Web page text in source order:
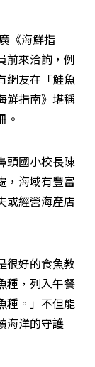
《海鮮指
前來洽詢，例
網友在「鮭魚
鮮指南》堪稱
。
頭國小校長陳
，海域有豐富
或經營海產店
很好的食魚教
種，列入午餐
種。」不但能
海洋的守護